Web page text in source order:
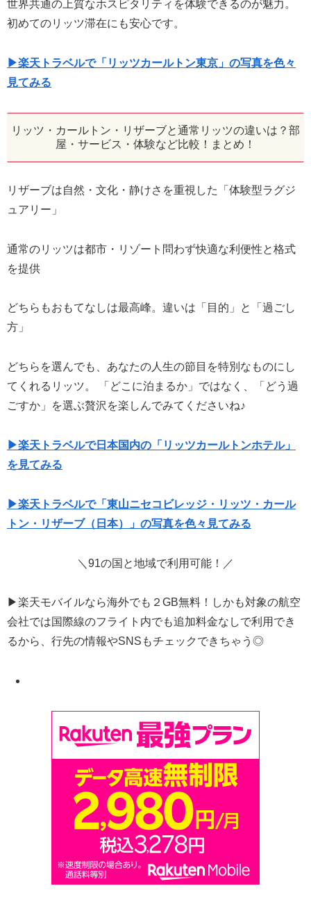
世界共通の上質なホスピタリティを体験できるのが魅力。
初めてのリッツ滞在にも安心です。
▶楽天トラベルで「リッツカールトン東京」の写真を色々
見てみる
リッツ・カールトン・リザーブと通常リッツの違いは？部
屋・サービス・体験など比較！まとめ！
リザーブは自然・文化・静けさを重視した「体験型ラグジ
ュアリー」
通常のリッツは都市・リゾート問わず快適な利便性と格式
を提供
どちらもおもてなしは最高峰。違いは「目的」と「過ごし
方」
どちらを選んでも、あなたの人生の節目を特別なものにし
てくれるリッツ。 「どこに泊まるか」ではなく、「どう過
ごすか」を選ぶ贅沢を楽しんでみてくださいね♪
▶楽天トラベルで日本国内の「リッツカールトンホテル」
を見てみる
▶楽天トラベルで「東山ニセコビレッジ・リッツ・カール
トン・リザーブ（日本）」の写真を色々見てみる
＼91の国と地域で利用可能！／
▶楽天モバイルなら海外でも２GB無料！しかも対象の航空
会社では国際線のフライト内でも追加料金なしで利用でき
るから、行先の情報やSNSもチェックできちゃう◎